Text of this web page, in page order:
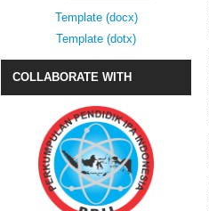
Template (docx)
Template (dotx)
COLLABORATE WITH